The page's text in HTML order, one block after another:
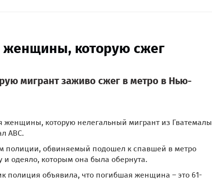
женщины, которую сжег
мигрант заживо сжег в метро в Нью-
которую нелегальный мигрант из Гватемалы
АВС.
полиции, обвиняемый подошел к спавшей в метро
одеяло, которым она была обернута.
полиция объявила, что погибшая женщина – это 61-